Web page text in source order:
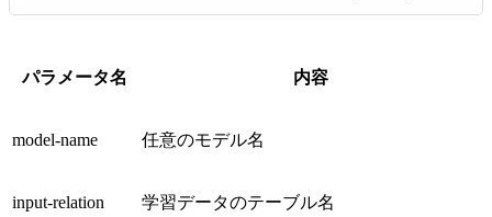
パラメータ名 内容
model‑name 任意のモデル名
input‑relation 学習データのテーブル名